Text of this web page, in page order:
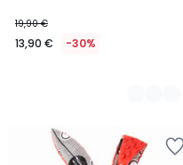
19,90 €
13,90 € -30%